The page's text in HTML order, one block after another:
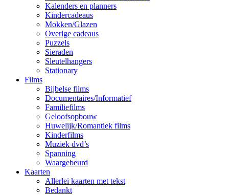
Kalenders en planners
Kindercadeaus
Mokken/Glazen
Overige cadeaus
Puzzels
Sieraden
Sleutelhangers
Stationary
Films
Bijbelse films
Documentaires/Informatief
Familiefilms
Geloofsopbouw
Huwelijk/Romantiek films
Kinderfilms
Muziek dvd’s
Spanning
Waargebeurd
Kaarten
Allerlei kaarten met tekst
Bedankt